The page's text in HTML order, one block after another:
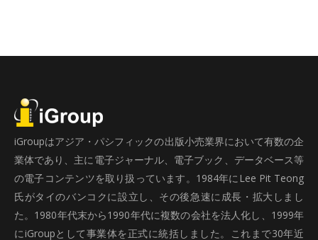
iGroupはアジア・パシフィックの出版小売業界において有数の企
業体であり、主に電子ジャーナル、電子ブック、データベース等
の電子コンテンツを取り扱っています。1984年にLee Pit Teong
氏がタイのバンコクに設立し、その後急速に成長・拡大しまし
た。1980年代末から1990年代に複数の会社を法人化し、1999年
にiGroupとして事業体を正式に統括しました。これまで30年近